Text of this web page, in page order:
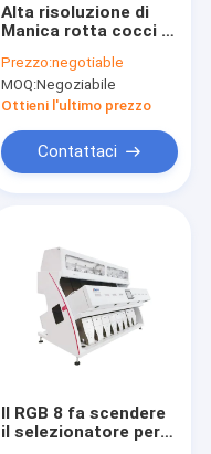
Alta risoluzione di
Manica rotta cocci di
vetro
Prezzo:negotiable
MOQ:Negoziabile
Ottieni l'ultimo prezzo
Contattaci
Il RGB 8 fa scendere
il selezionatore per